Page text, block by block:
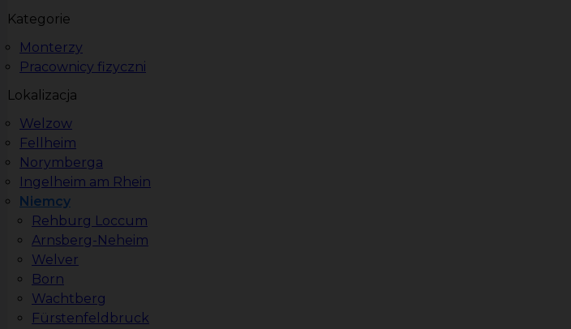
Kategorie
Monterzy
Pracownicy fizyczni
Lokalizacja
Welzow
Fellheim
Norymberga
Ingelheim am Rhein
Niemcy
Rehburg Loccum
Arnsberg-Neheim
Welver
Born
Wachtberg
Fürstenfeldbruck